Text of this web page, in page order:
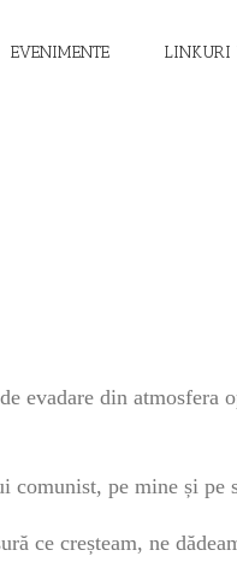
EVENIMENTE LINKURI
evadare din atmosfera
comunist, pe mine și pe
ce creșteam, ne